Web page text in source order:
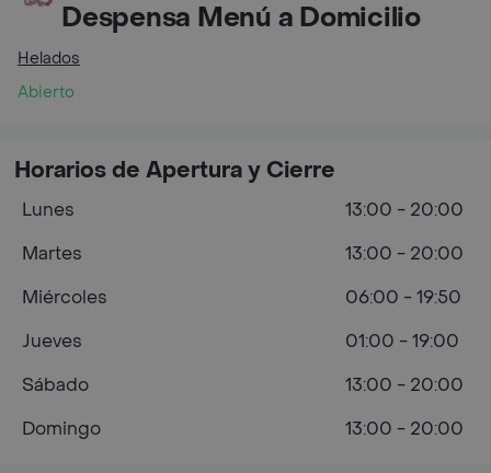
Despensa Menú a Domicilio
Helados
Abierto
Horarios de Apertura y Cierre
Lunes
13:00 - 20:00
Martes
13:00 - 20:00
Miércoles
06:00 - 19:50
Jueves
01:00 - 19:00
Sábado
13:00 - 20:00
Domingo
13:00 - 20:00